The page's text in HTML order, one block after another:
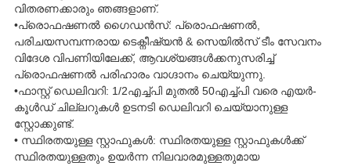
വിതരണക്കാരും ഞങ്ങളാണ്.
•പ്രൊഫഷണൽ ഗൈഡൻസ്: പ്രൊഫഷണൽ,
പരിചയസമ്പന്നരായ ടെക്നീഷ്യൻ & സെയിൽസ് ടീം സേവനം
വിദേശ വിപണിയിലേക്ക്, ആവശ്യങ്ങൾക്കനുസരിച്ച്
പ്രൊഫഷണൽ പരിഹാരം വാഗ്ദാനം ചെയ്യുന്നു.
•ഫാസ്റ്റ് ഡെലിവറി: 1/2എച്ച്പി മുതൽ 50എച്ച്പി വരെ എയർ-
കൂൾഡ് ചില്ലറുകൾ ഉടനടി ഡെലിവറി ചെയ്യാനുള്ള
സ്റ്റോക്കുണ്ട്.
• സ്ഥിരതയുള്ള സ്റ്റാഫുകൾ: സ്ഥിരതയുള്ള സ്റ്റാഫുകൾക്ക്
സ്ഥിരതയുള്ളതും ഉയർന്ന നിലവാരമുള്ളതുമായ